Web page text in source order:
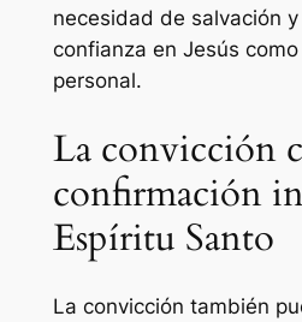
necesidad de salvación
confianza en Jesús
personal.
La convicción
confirmación
Espíritu Santo
La convicción también